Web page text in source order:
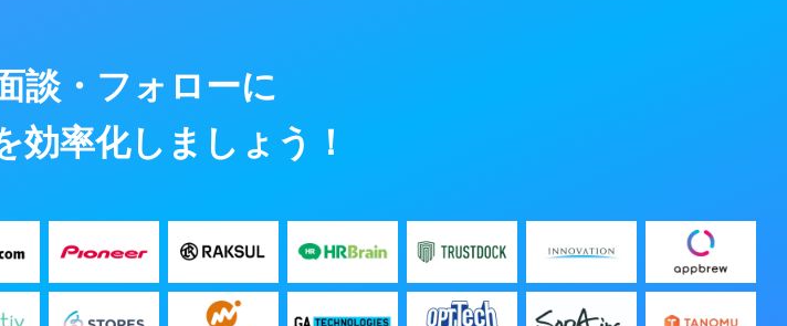
談・フォローに
効率化しましょう！